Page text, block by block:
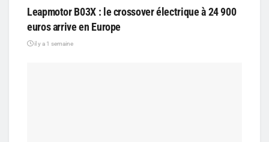
Leapmotor B03X : le crossover électrique à 24 900
euros arrive en Europe
il y a 1 semaine